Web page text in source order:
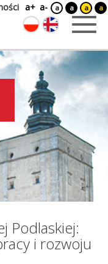
a+ a- a a a a
Podlaskiej:
i rozwoju